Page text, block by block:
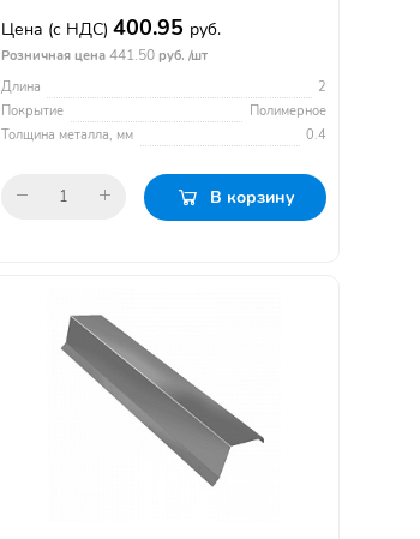
Цена (с НДС) 400.95 руб.
Розничная цена 441.50руб. /шт
Длина
2
Покрытие
Полимерное
Толщина металла, мм
0.4
В корзину